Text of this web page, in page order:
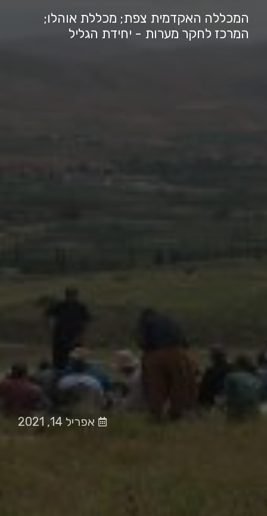
המכללה האקדמית צפת; מכללת אוהלו;
המרכז לחקר מערות - יחידת הגליל
אפריל 14, 2021